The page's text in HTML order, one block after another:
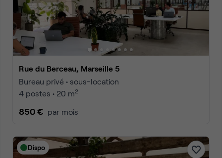
Rue du Berceau, Marseille 5
Bureau privé • sous-location
4 postes • 20 m2
850 € par mois
Dispo